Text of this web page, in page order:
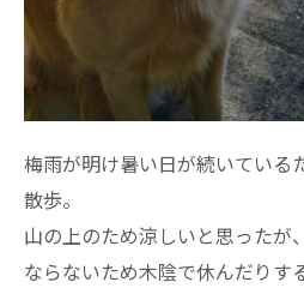
梅雨が明け暑い日が続いている
散歩。
山の上のため涼しいと思ったが
ならないため木陰で休んだりす